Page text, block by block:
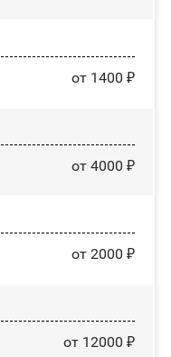
от 1400 ₽
от 4000 ₽
от 2000 ₽
от 12000 ₽